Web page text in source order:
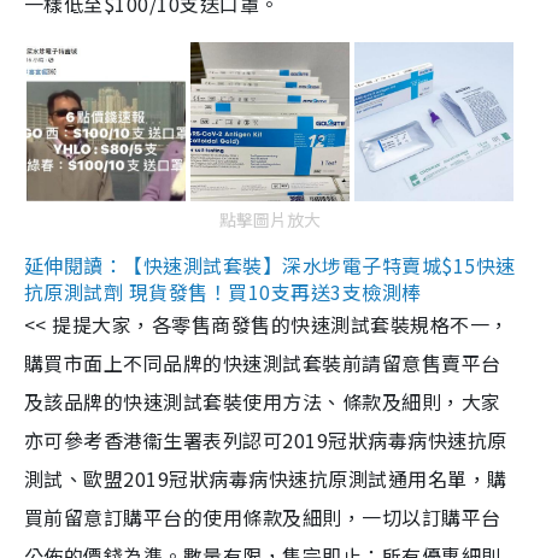
點擊圖片放大
延伸閱讀：【快速測試套裝】深水埗電子特賣城$15快速
抗原測試劑 現貨發售！買10支再送3支檢測棒
<< 提提大家，各零售商發售的快速測試套裝規格不一，
購買市面上不同品牌的快速測試套裝前請留意售賣平台
及該品牌的快速測試套裝使用方法、條款及細則，大家
亦可參考香港衞生署表列認可2019冠狀病毒病快速抗原
測試、歐盟2019冠狀病毒病快速抗原測試通用名單，購
買前留意訂購平台的使用條款及細則，一切以訂購平台